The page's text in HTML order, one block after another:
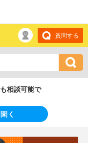
質問する
相談可能で
く